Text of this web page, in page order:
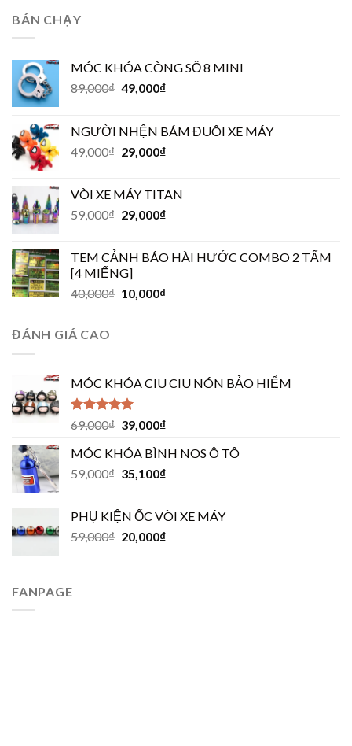
BÁN CHẠY
MÓC KHÓA CÒNG SỐ 8 MINI
89,000₫ 49,000₫
NGƯỜI NHỆN BÁM ĐUÔI XE MÁY
49,000₫ 29,000₫
VÒI XE MÁY TITAN
59,000₫ 29,000₫
TEM CẢNH BÁO HÀI HƯỚC COMBO 2 TẤM
[4 MIẾNG]
40,000₫ 10,000₫
ĐÁNH GIÁ CAO
MÓC KHÓA CIU CIU NÓN BẢO HIỂM
Được xếp
hạng
5
sao
69,000₫ 39,000₫
MÓC KHÓA BÌNH NOS Ô TÔ
59,000₫ 35,100₫
PHỤ KIỆN ỐC VÒI XE MÁY
59,000₫ 20,000₫
FANPAGE